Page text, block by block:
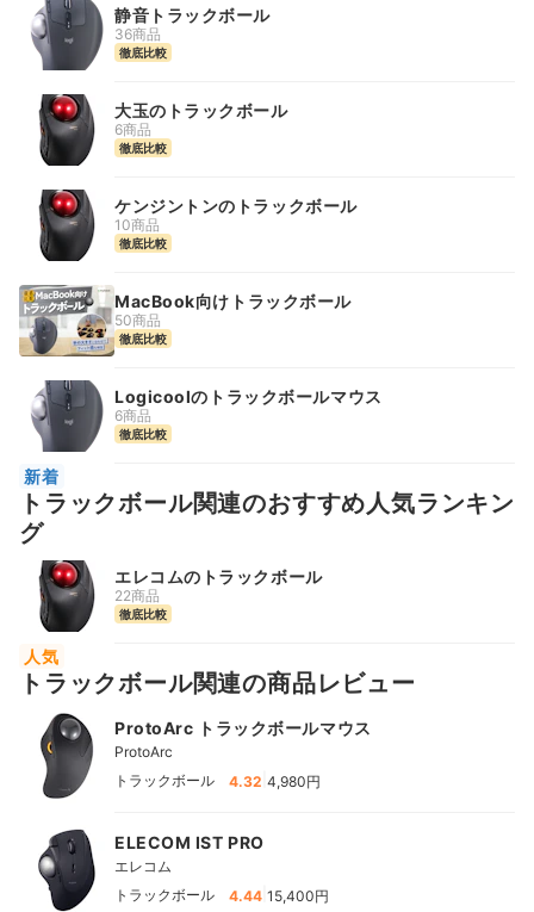
静音トラックボール
36商品
徹底比較
大玉のトラックボール
6商品
徹底比較
ケンジントンのトラックボール
10商品
徹底比較
MacBook向けトラックボール
50商品
徹底比較
Logicoolのトラックボールマウス
6商品
徹底比較
新着
トラックボール関連のおすすめ人気ランキン
グ
エレコムのトラックボール
22商品
徹底比較
人気
トラックボール関連の商品レビュー
ProtoArc トラックボールマウス
ProtoArc
トラックボール
4.32 4,980円
ELECOM IST PRO
エレコム
トラックボール
4.44 15,400円